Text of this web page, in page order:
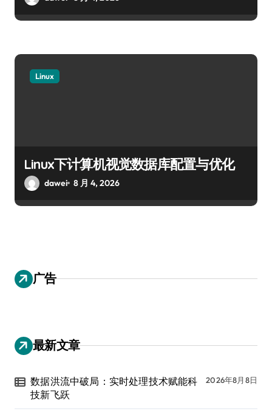
Linux
Linux下计算机视觉数据库配置与优化
dawei 8 月 4, 2026
广告
最新文章
数据洪流中破局：实时处理技术赋能科
技新飞跃
2026年8月8日